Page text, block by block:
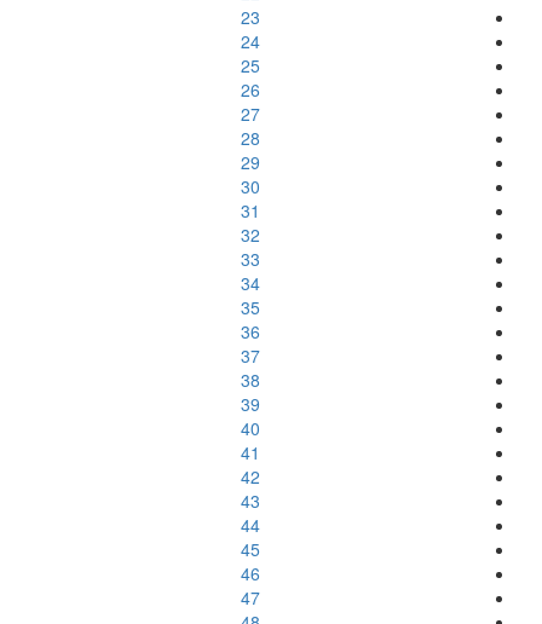
23
24
25
26
27
28
29
30
31
32
33
34
35
36
37
38
39
40
41
42
43
44
45
46
47